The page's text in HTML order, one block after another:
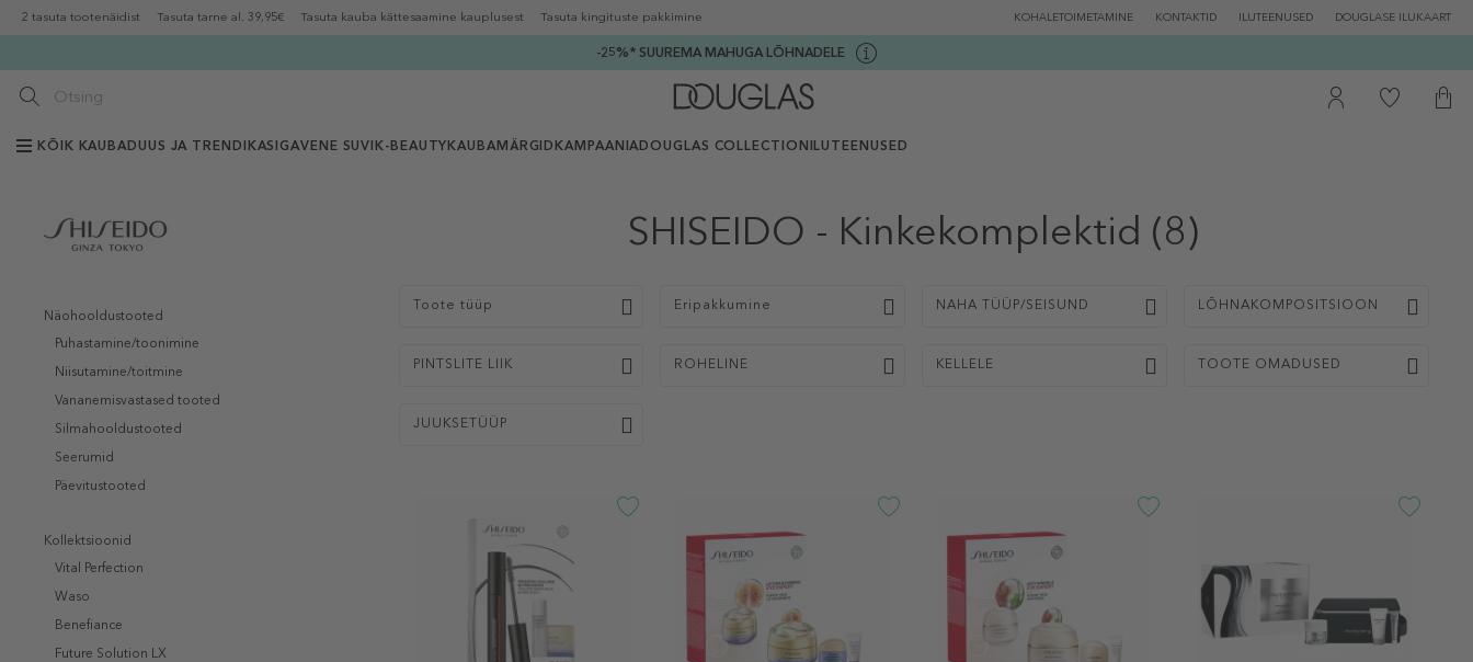
2 tasuta tootenäidist Tasuta tarne al. 39,95€ Tasuta kauba kättesaamine kauplusest Tasuta kingituste pakkimine KOHALETOIMETAMINE KONTAKTID ILUTEENUSED DOUGLASE ILUKAART
-25%* SUUREMA MAHUGA LÕHNADELE
KÕIK KAUBADUUS JA TRENDIKAS IGAVENE SUVI K-BEAUTY KAUBAMÄRGID KAMPAANIADOUGLAS COLLECTION ILUTEENUSED
Näohooldustooted
Puhastamine/toonimine
Niisutamine/toitmine
Vananemisvastased tooted
Silmahooldustooted
Seerumid
Päevitustooted
Kollektsioonid
Vital Perfection
Waso
Benefiance
Future Solution LX
SHISEIDO - Kinkekomplektid (8)
Toote tüüp Eripakkumine NAHA TÜÜP/SEISUND LÕHNAKOMPOSITSIOON
PINTSLITE LIIK ROHELINE KELLELE TOOTE OMADUSED
JUUKSETÜÜP